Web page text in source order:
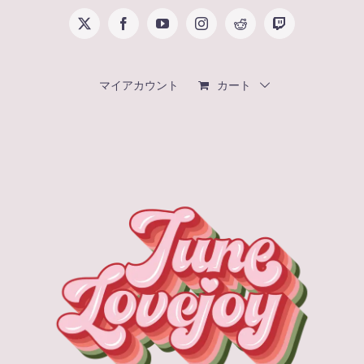
X FacebookYouTubeInstagramReddit Twitch
マイアカウント カート